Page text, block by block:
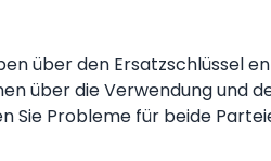
über den Ersatzschlüssel
über die Verwendung und
Sie Probleme für beide